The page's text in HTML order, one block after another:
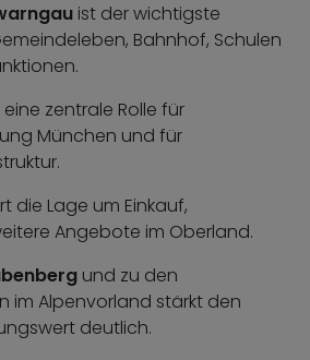
ist der wichtigste
Bahnhof, Schulen
zentrale Rolle für
München und für
die Lage um Einkauf,
Angebote im Oberland.
und zu den
im Alpenvorland stärkt den
deutlich.